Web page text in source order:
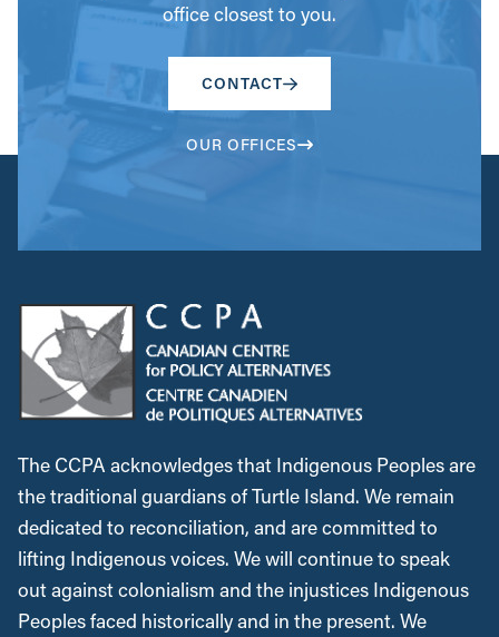
office closest to you.
CONTACT
OUR OFFICES
The CCPA acknowledges that Indigenous Peoples are
the traditional guardians of Turtle Island. We remain
dedicated to reconciliation, and are committed to
lifting Indigenous voices. We will continue to speak
out against colonialism and the injustices Indigenous
Peoples faced historically and in the present. We